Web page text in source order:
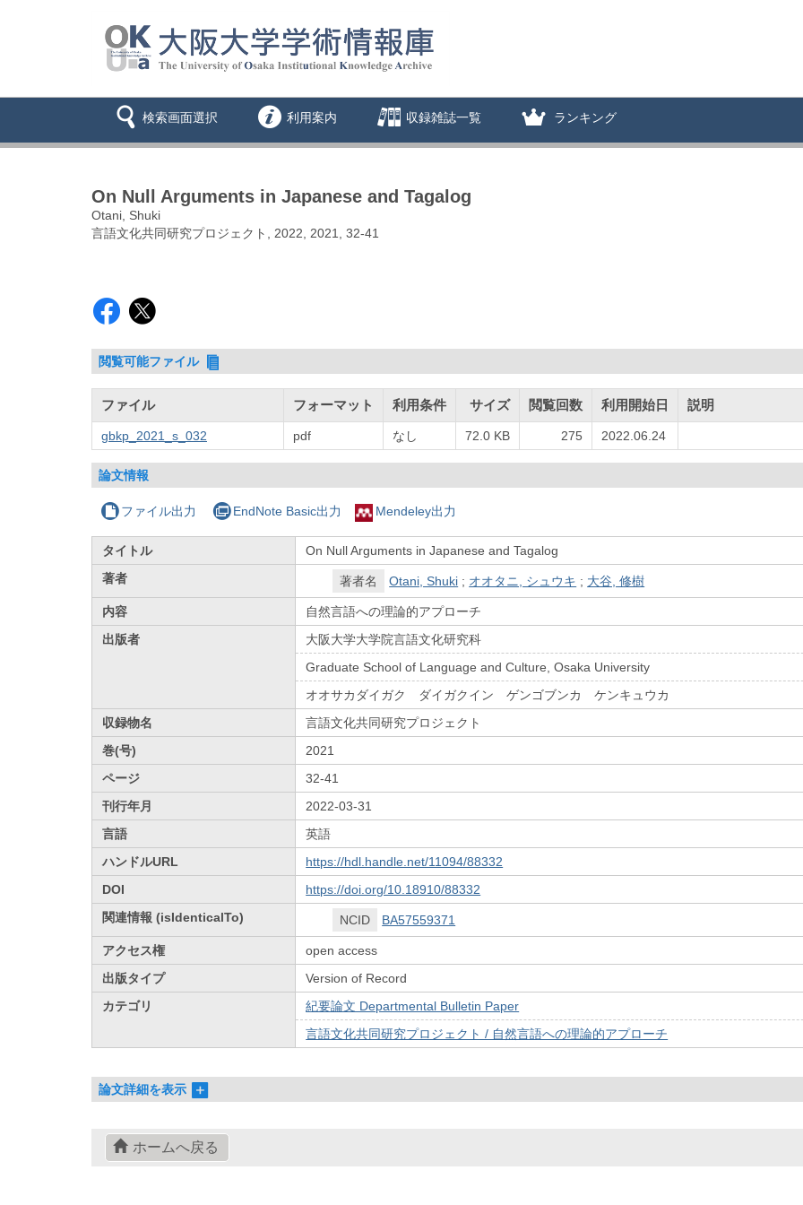
検索画面選択 利用案内 収録雑誌一覧 ランキング
On Null Arguments in Japanese and Tagalog
Otani, Shuki
言語文化共同研究プロジェクト, 2022, 2021, 32-41
閲覧可能ファイル
ファイル フォーマット 利用条件 サイズ 閲覧回数 利用開始日 説明
gbkp_2021_s_032 pdf なし 72.0 KB 275 2022.06.24
論文情報
ファイル出力 EndNote Basic出力 Mendeley出力
タイトル
On Null Arguments in Japanese and Tagalog
著者
著者名 Otani, Shuki ; オオタニ, シュウキ ; 大谷, 修樹
内容
自然言語への理論的アプローチ
出版者
大阪大学大学院言語文化研究科
Graduate School of Language and Culture, Osaka University
オオサカダイガク ダイガクイン ゲンゴブンカ ケンキュウカ
収録物名
言語文化共同研究プロジェクト
巻(号)
2021
ページ
32-41
刊行年月
2022-03-31
言語
英語
ハンドルURL
https://hdl.handle.net/11094/88332
DOI
https://doi.org/10.18910/88332
関連情報 (isIdenticalTo)
NCID BA57559371
アクセス権
open access
出版タイプ
Version of Record
カテゴリ
紀要論文 Departmental Bulletin Paper
言語文化共同研究プロジェクト / 自然言語への理論的アプローチ
論文詳細を表示
ホームへ戻る